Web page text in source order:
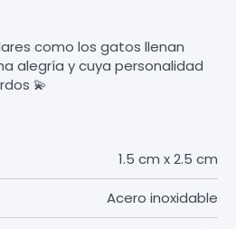
como los gatos llenan
alegría y cuya personalidad
💫
1.5 cm x 2.5 cm
Acero inoxidable